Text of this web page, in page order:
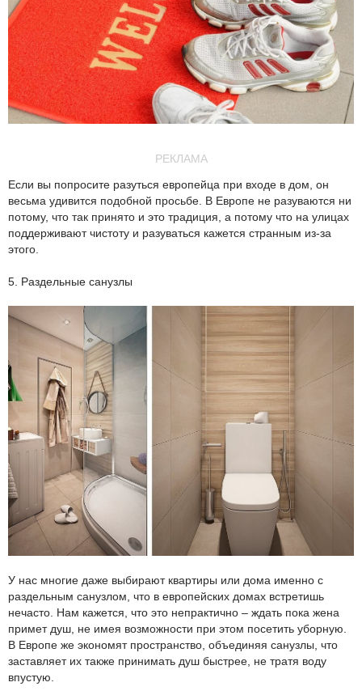
РЕКЛАМА
Если вы попросите разуться европейца при входе в дом, он
весьма удивится подобной просьбе. В Европе не разуваются ни
потому, что так принято и это традиция, а потому что на улицах
поддерживают чистоту и разуваться кажется странным из-за
этого.
5. Раздельные санузлы
У нас многие даже выбирают квартиры или дома именно с
раздельным санузлом, что в европейских домах встретишь
нечасто. Нам кажется, что это непрактично – ждать пока жена
примет душ, не имея возможности при этом посетить уборную.
В Европе же экономят пространство, объединяя санузлы, что
заставляет их также принимать душ быстрее, не тратя воду
впустую.